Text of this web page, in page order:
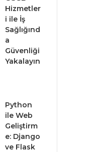
Hizmetler
i ile İş
Sağlığınd
a
Güvenliği
Yakalayın
Python
ile Web
Geliştirm
e: Django
ve Flask